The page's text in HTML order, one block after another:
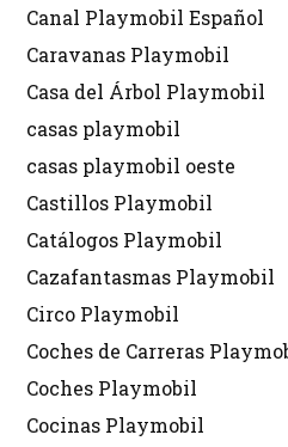
Canal Playmobil Español
Caravanas Playmobil
Casa del Árbol Playmobil
casas playmobil
casas playmobil oeste
Castillos Playmobil
Catálogos Playmobil
Cazafantasmas Playmobil
Circo Playmobil
Coches de Carreras
Coches Playmobil
Cocinas Playmobil